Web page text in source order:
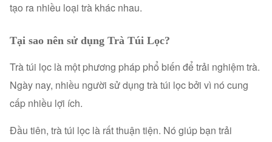
tạo ra nhiều loại trà khác nhau.
Tại sao nên sử dụng Trà Túi Lọc?
Trà túi lọc là một phương pháp phổ biến để trải nghiệm trà.
Ngày nay, nhiều người sử dụng trà túi lọc bởi vì nó cung
cấp nhiều lợi ích.
Đầu tiên, trà túi lọc là rất thuận tiện. Nó giúp bạn trải